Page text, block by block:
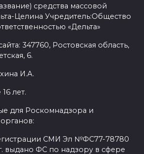
средства массовой
Целина Учредитель:Общество
«Дельта»
347760, Ростовская область,
6.
И.А.
лет.
для Роскомнадзора и
СМИ Эл №ФС77-78780
г. выдано ФС по надзору в сфере